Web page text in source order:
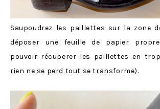
Saupoudrez les paillettes sur la zone
déposer une feuille de papier
pouvoir récuperer les paillettes en
rien ne se perd tout se transforme).